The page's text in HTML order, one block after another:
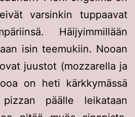
varsinkin tuppaavat
Häijyimmillään
isin teemukiin. Nooan
juustot (mozzarella ja
on heti kärkkymässä
päälle leikataan